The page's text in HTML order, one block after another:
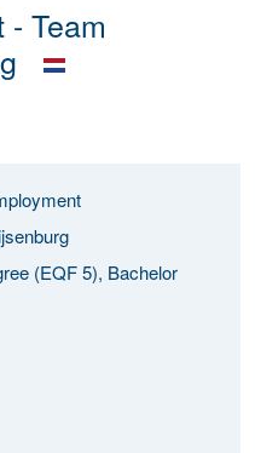
Team
(EQF 5), Bachelor